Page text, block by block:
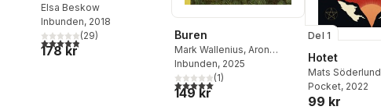
Elsa Beskow
Inbunden, 2018
4,9utav 5 stjärnor. Totalt antal röster:
(29)
178 kr
Buren
Mark Wallenius, Aron
Landahl
Inbunden, 2025
5,0utav 5 stjärnor. Totalt antal röster:
(1)
149 kr
Del 1
Hotet
Mats Söderlund
Pocket, 2022
99 kr